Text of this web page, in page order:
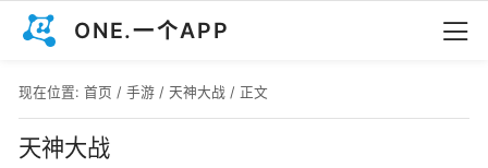
ONE.一个APP
现在位置: 首页 / 手游 / 天神大战 / 正文
天神大战